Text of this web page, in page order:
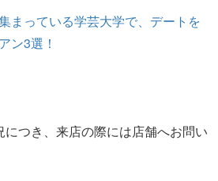
まっている学芸大学で、デートを
ン3選！
つき、来店の際には店舗へお問い